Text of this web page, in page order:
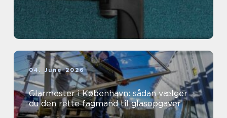
04. June 2026
Glarmester i København: sådan vælger
du den rette fagmand til glasopgaver